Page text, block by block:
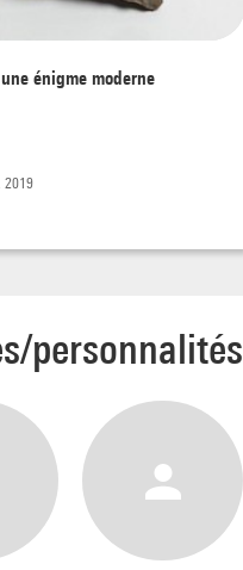
énigme moderne
2019
personnalités